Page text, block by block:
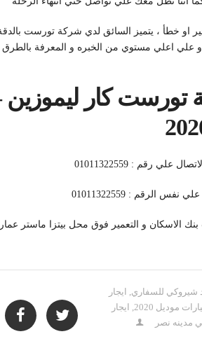
او خطأ ، يتميز السائق لدي شركة تورست
و علي اعلي مستوي من الخبره و المعرفة بالطرق
تورست كار ليموزين
: 01011322559
: 01011322559
شيروكي للسفاري, ايجار
موديل 2020 , ايجار
مدينه نصر